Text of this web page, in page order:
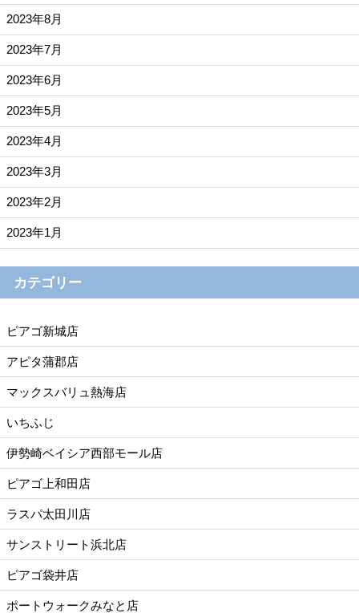
2023年8月
2023年7月
2023年6月
2023年5月
2023年4月
2023年3月
2023年2月
2023年1月
カテゴリー
ピアゴ新城店
アピタ蒲郡店
マックスバリュ熱海店
いちふじ
伊勢崎ベイシア西部モール店
ピアゴ上和田店
ラスパ太田川店
サンストリート浜北店
ピアゴ袋井店
ポートウォークみなと店